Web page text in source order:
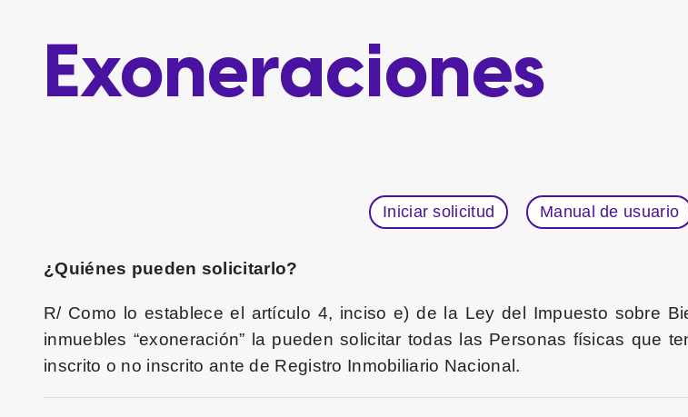
Exoneraciones
Iniciar solicitud Manual de usuario
¿Quiénes pueden solicitarlo?
R/ Como lo establece el artículo 4, inciso e) de la Ley del Impuesto sobre
inmuebles “exoneración” la pueden solicitar todas las Personas físicas que
inscrito o no inscrito ante de Registro Inmobiliario Nacional.